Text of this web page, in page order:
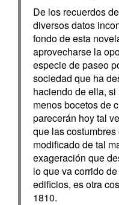
De los recuerdos
diversos datos
fondo de esta
aprovecharse la
especie de paseo
sociedad que ha
haciendo de ella,
menos bocetos de
parecerán hoy tal
que las
modificado de tal
exageración que
lo que va corrido
edificios, es otra
1810.